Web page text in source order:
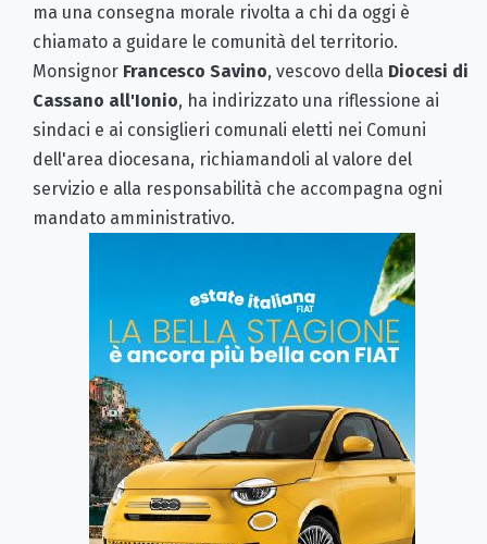
ma una consegna morale rivolta a chi da oggi è
chiamato a guidare le comunità del territorio.
Monsignor Francesco Savino, vescovo della Diocesi di
Cassano all'Ionio, ha indirizzato una riflessione ai
sindaci e ai consiglieri comunali eletti nei Comuni
dell'area diocesana, richiamandoli al valore del
servizio e alla responsabilità che accompagna ogni
mandato amministrativo.